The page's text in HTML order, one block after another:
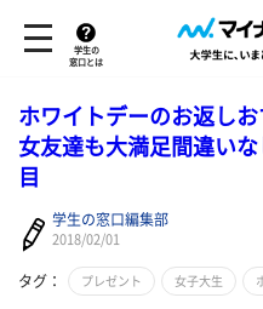
学生の
窓口とは
ホワイトデーのお返し
女友達も大満足間違い
目
学生の窓口編集部
2018/02/01
タグ： プレゼント 女子大生